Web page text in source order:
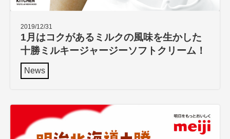
2019/12/31
1月はコクがあるミルクの風味を生かした
十勝ミルキージャージーソフトクリーム！
News